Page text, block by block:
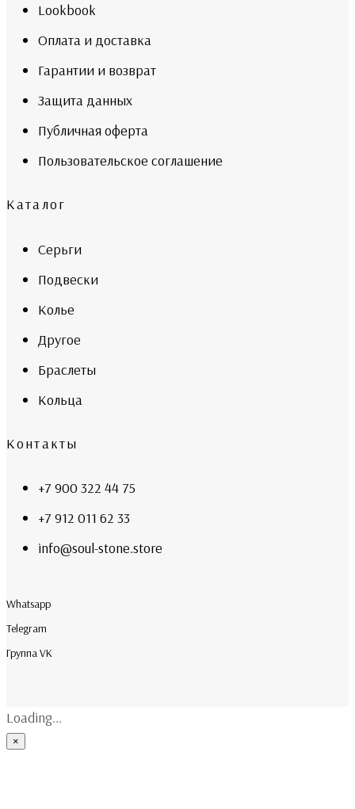
Lookbook
Оплата и доставка
Гарантии и возврат
Защита данных
Публичная оферта
Пользовательское соглашение
Каталог
Серьги
Подвески
Колье
Другое
Браслеты
Кольца
Контакты
+7 900 322 44 75
+7 912 011 62 33
info@soul-stone.store
Whatsapp
Telegram
Группа VK
Loading...
×